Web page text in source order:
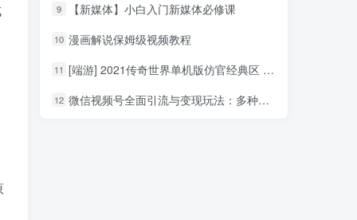
9 【新媒体】小白入门新媒体必修课
10 漫画解说保姆级视频教程
11 [端游] 2021传奇世界单机版仿官经典区 单机PC传世 可单机局域网
12 微信视频号全面引流与变现玩法：多种盈利模式月入过万